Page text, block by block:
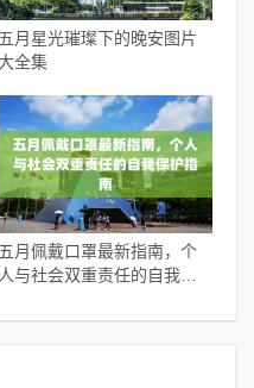
五月星光璀璨下的晚安图片
全集
五月佩戴口罩最新指南，个
人与社会双重责任的自我保